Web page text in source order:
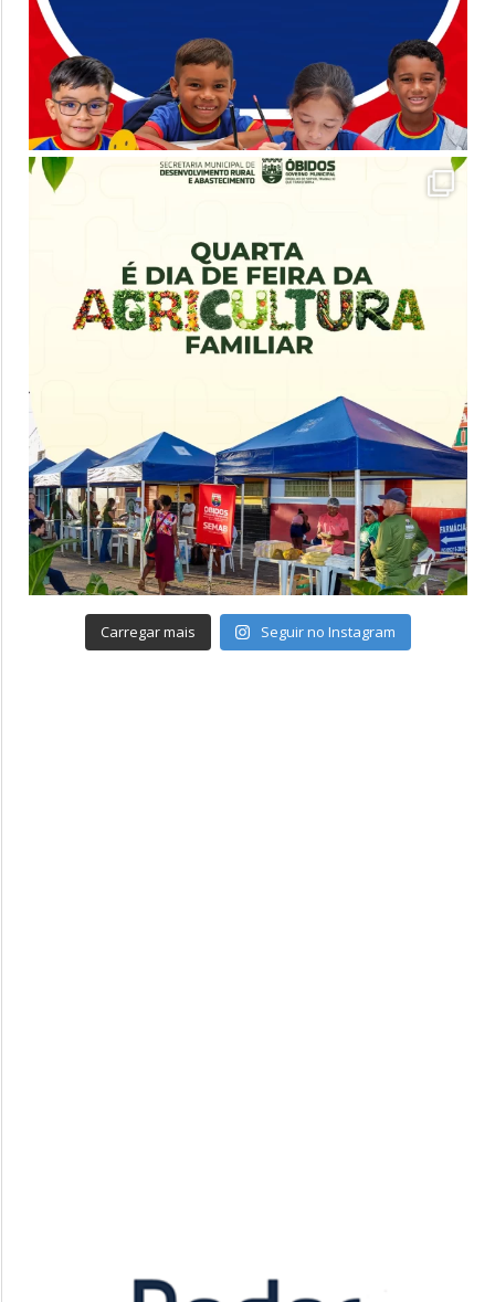
Carregar mais Seguir no Instagram